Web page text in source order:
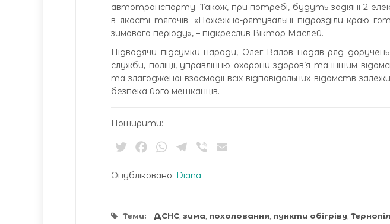
автотранспорту. Також, при потребі, будуть задіяні 2
в якості тягачів. «Пожежно-рятувальні підрозділи краю
зимового періоду», – підкреслив Віктор Маслей.
Підводячи підсумки наради, Олег Валов надав ряд
служби, поліції, управлінню охорони здоров’я та іншим
та злагодженої взаємодії всіх відповідальних відомств
безпека його мешканців.
Поширити:
TwitterFacebookWhatsApp
Telegram
Viber
Опубліковано: Diana
Теми: ДСНС зима похоловання пункти обігріву